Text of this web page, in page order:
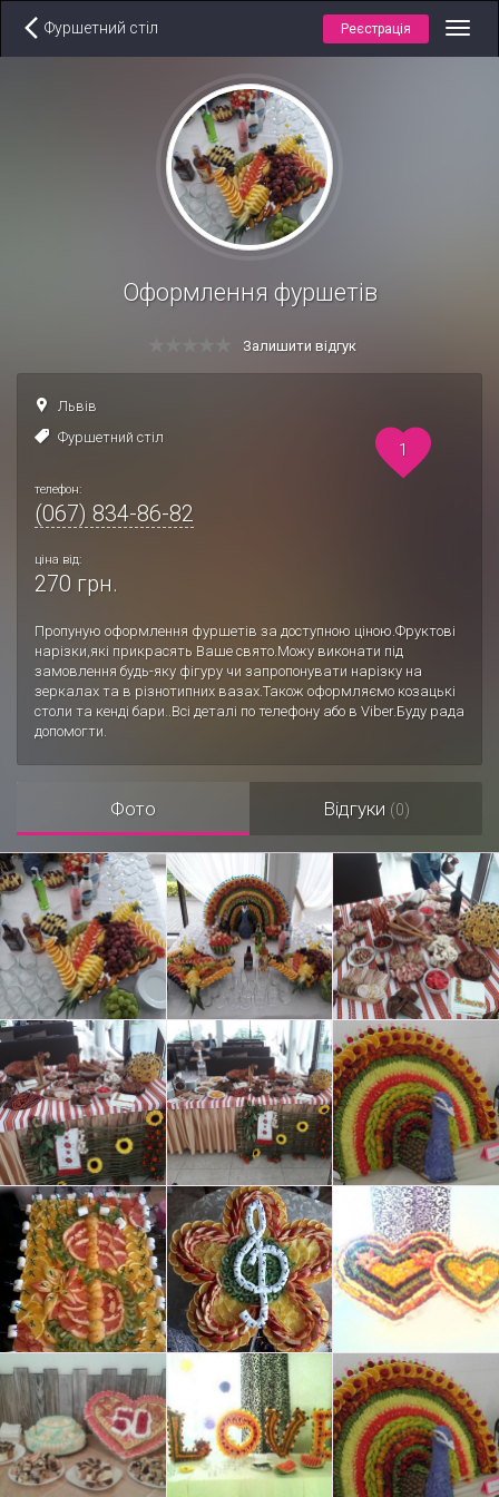
Фуршетний стіл Реєстрація
Оформлення фуршетів
Залишити відгук
Львів
Фуршетний стіл
телефон:
(067) 834-86-82
ціна від:
270 грн.
Пропуную оформлення фуршетів за доступною ціною.Фруктові
нарізки,які прикрасять Ваше свято.Можу виконати під
замовлення будь-яку фігуру чи запропонувати нарізку на
зеркалах та в різнотипних вазах.Також оформляємо козацькі
столи та кенді бари..Всі деталі по телефону або в Viber.Буду рада
допомогти.
1
Фото Відгуки (0)